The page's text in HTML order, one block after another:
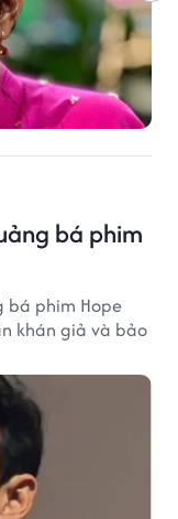
bá phim
bá phim Hope
khán giả và bảo